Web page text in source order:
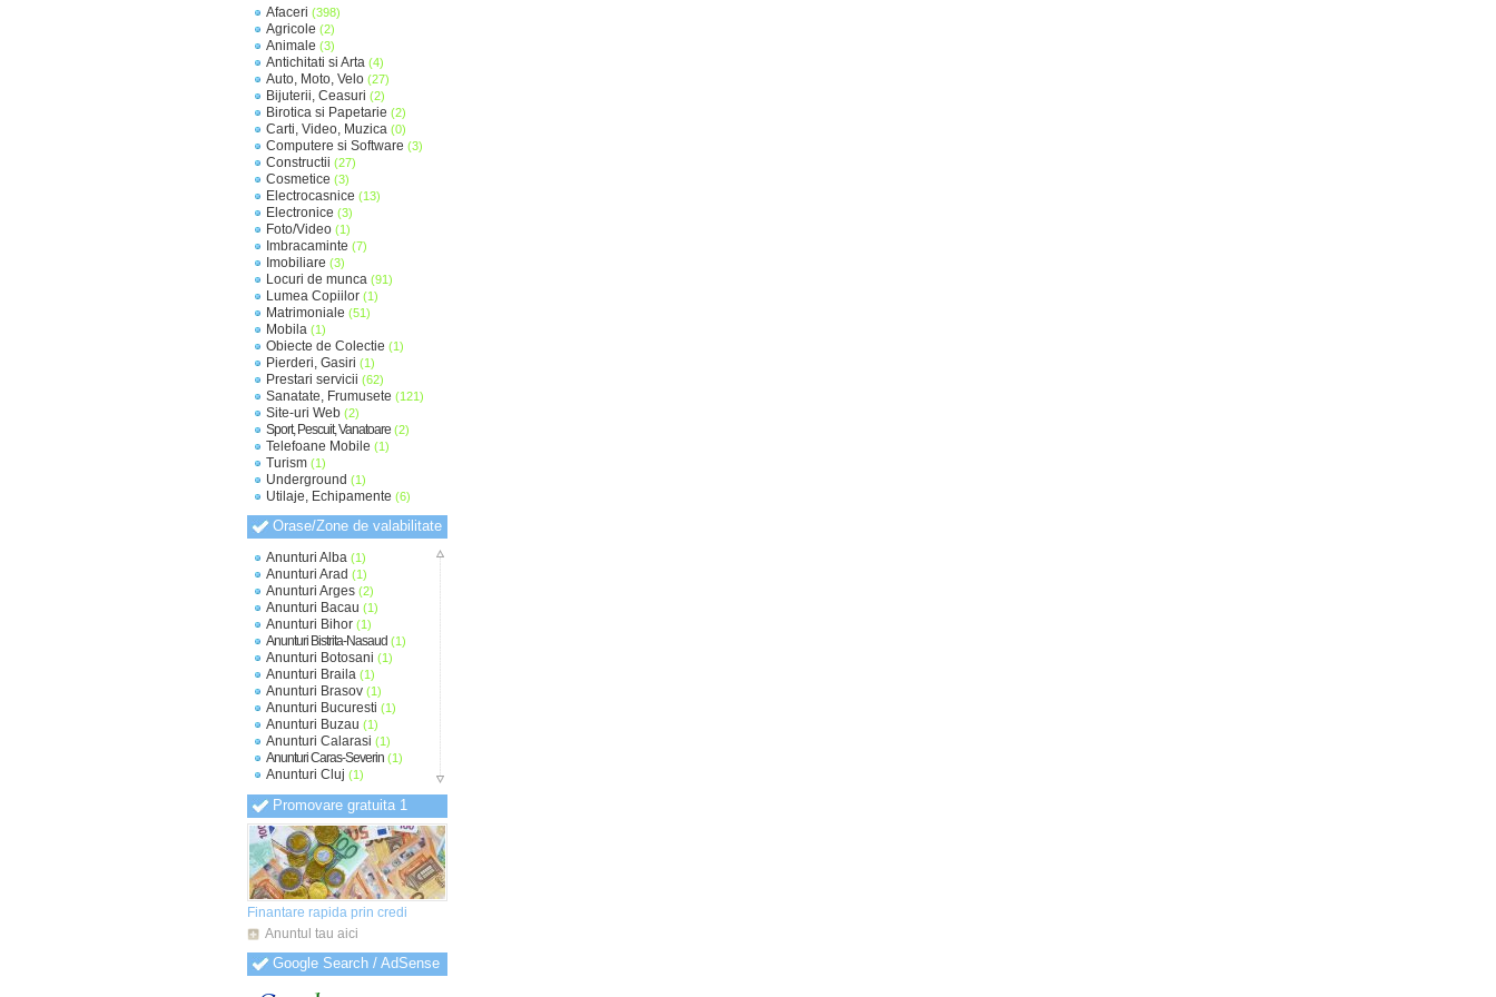
Afaceri (398)
Agricole (2)
Animale (3)
Antichitati si Arta (4)
Auto, Moto, Velo (27)
Bijuterii, Ceasuri (2)
Birotica si Papetarie (2)
Carti, Video, Muzica (0)
Computere si Software (3)
Constructii (27)
Cosmetice (3)
Electrocasnice (13)
Electronice (3)
Foto/Video (1)
Imbracaminte (7)
Imobiliare (3)
Locuri de munca (91)
Lumea Copiilor (1)
Matrimoniale (51)
Mobila (1)
Obiecte de Colectie (1)
Pierderi, Gasiri (1)
Prestari servicii (62)
Sanatate, Frumusete (121)
Site-uri Web (2)
Sport, Pescuit, Vanatoare (2)
Telefoane Mobile (1)
Turism (1)
Underground (1)
Utilaje, Echipamente (6)
Orase/Zone de valabilitate
Anunturi Alba (1)
Anunturi Arad (1)
Anunturi Arges (2)
Anunturi Bacau (1)
Anunturi Bihor (1)
Anunturi Bistrita-Nasaud (1)
Anunturi Botosani (1)
Anunturi Braila (1)
Anunturi Brasov (1)
Anunturi Bucuresti (1)
Anunturi Buzau (1)
Anunturi Calarasi (1)
Anunturi Caras-Severin (1)
Anunturi Cluj (1)
Anunturi Constanta
Anunturi Covasna(1)
Anunturi Dambovita(1)
Anunturi Dolj(1)
Anunturi Galati(1)
Anunturi Giurgiu(1)
Anunturi Gorj(1)
Anunturi Harghita (1)
Anunturi Hunedoara
Anunturi Ialomita
Anunturi Iasi(1)
Anunturi Ilfov(1)
Anunturi Maramures
Promovare gratuita 1
Finantare rapida prin credi
Anuntul tau aici
Google Search / AdSense